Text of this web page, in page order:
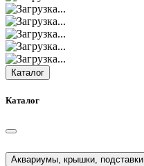
Каталог
Каталог
Аквариумы, крышки, подставки